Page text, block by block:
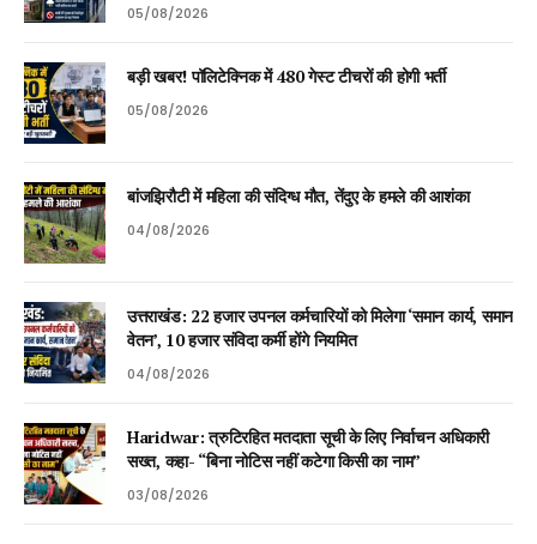
05/08/2026
बड़ी खबर! पॉलिटेक्निक में 480 गेस्ट टीचरों की होगी भर्ती
05/08/2026
बांजझिरौटी में महिला की संदिग्ध मौत, तेंदुए के हमले की आशंका
04/08/2026
उत्तराखंड: 22 हजार उपनल कर्मचारियों को मिलेगा ‘समान कार्य, समान
वेतन’, 10 हजार संविदा कर्मी होंगे नियमित
04/08/2026
Haridwar: त्रुटिरहित मतदाता सूची के लिए निर्वाचन अधिकारी
सख्त, कहा- “बिना नोटिस नहीं कटेगा किसी का नाम”
03/08/2026